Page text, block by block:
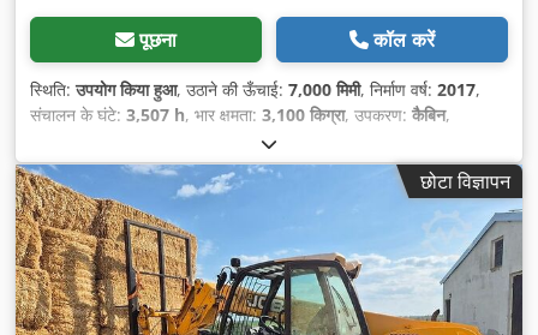
पूछना कॉल करें
स्थिति:उपयोग किया हुआ, उठाने की ऊँचाई: 7,000 मिमी, निर्माण वर्ष: 2017,
संचालन के घंटे: 3,507 h, भार क्षमता: 3,100 किग्रा, उपकरण: कैबिन,
छोटा विज्ञापन